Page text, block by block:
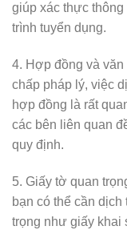
giúp xác thực thông
trình tuyển dụng.
4. Hợp đồng và văn
chấp pháp lý, việc
hợp đồng là rất
các bên liên quan
quy định.
5. Giấy tờ quan
bạn có thể cần
trọng như giấy khai